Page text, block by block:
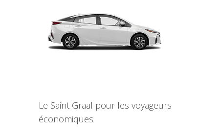
Le Saint Graal pour les voyageurs
économiques